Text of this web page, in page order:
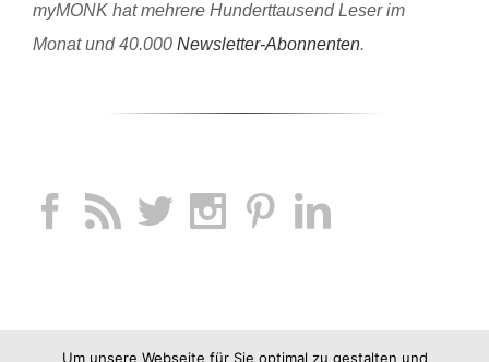
myMONK hat mehrere Hunderttausend Leser im
Monat und 40.000 Newsletter-Abonnenten.
Um unsere Webseite für Sie optimal zu gestalten und